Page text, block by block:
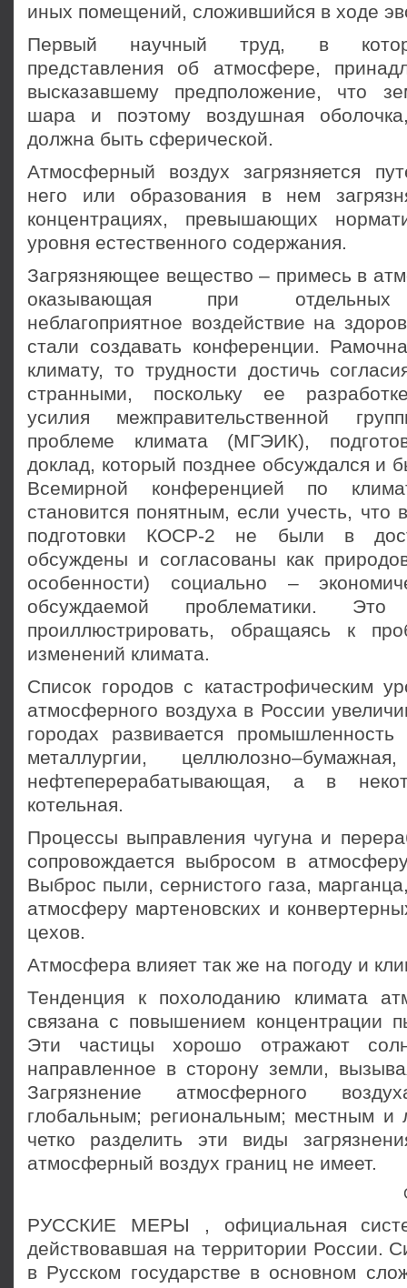
иных помещений, сложившийся в ходе
Первый научный труд, в
представления об атмосфере,
высказавшему предположение, что
шара и поэтому воздушная
должна быть сферической.
Атмосферный воздух загрязняется
него или образования в нем
концентрациях, превышающих
уровня естественного содержания.
Загрязняющее вещество – примесь в
оказывающая при отдельных
неблагоприятное воздействие на
стали создавать конференции.
климату, то трудности достичь
странными, поскольку ее
усилия межправительственной
проблеме климата (МГЭИК),
доклад, который позднее обсуждался и
Всемирной конференцией по
становится понятным, если учесть, что
подготовки КОСР-2 не были в
обсуждены и согласованы как
особенности) социально –
обсуждаемой проблематики.
проиллюстрировать, обращаясь к
изменений климата.
Список городов с катастрофическим
атмосферного воздуха в России
городах развивается
металлургии,
нефтеперерабатывающая, а в
котельная.
Процессы выправления чугуна и
сопровождается выбросом в
Выброс пыли, сернистого газа,
атмосферу мартеновских и
цехов.
Атмосфера влияет так же на погоду и
Тенденция к похолоданию климата
связана с повышением концентрации
Эти частицы хорошо отражают
направленное в сторону земли,
Загрязнение атмосферного
глобальным; региональным; местным и
четко разделить эти виды
атмосферный воздух границ не имеет.
РУССКИЕ МЕРЫ , официальная
действовавшая на территории России.
в Русском государстве в основном